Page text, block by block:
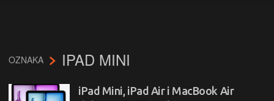
OZNAKA IPAD MINI
iPad Mini, iPad Air i MacBook Air